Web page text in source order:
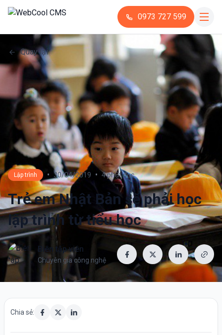
0973 727 599
Quay lại
Lập trình • 30/04/2019 • 4 phút đọc
Trẻ em Nhật Bản sẽ phải học
lập trình từ tiểu học
Biên tập viên
Chuyên gia công nghệ
Chia sẻ: